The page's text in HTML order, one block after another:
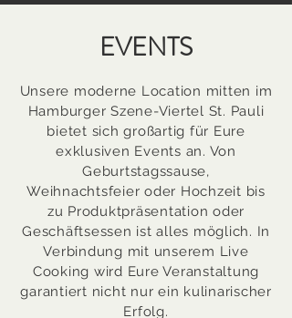
EVENTS
Unsere moderne Location mitten im
Hamburger Szene-Viertel St. Pauli
bietet sich großartig für Eure
exklusiven Events an. Von
Geburtstagssause,
Weihnachtsfeier oder Hochzeit bis
zu Produktpräsentation oder
Geschäftsessen ist alles möglich. In
Verbindung mit unserem Live
Cooking wird Eure Veranstaltung
garantiert nicht nur ein kulinarischer
Erfolg.